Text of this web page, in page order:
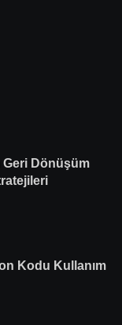
Dönüşüm
Kodu Kullanım